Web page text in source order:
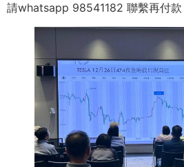
請whatsapp 98541182 聯繫再付款